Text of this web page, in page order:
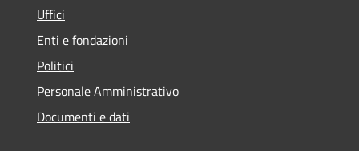
Uffici
Enti e fondazioni
Politici
Personale Amministrativo
Documenti e dati